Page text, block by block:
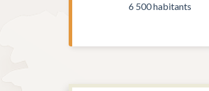
6 500 habitants